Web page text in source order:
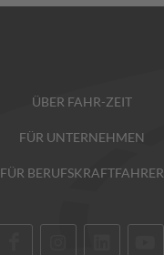
ÜBER FAHR-ZEIT
FÜR UNTERNEHMEN
FÜR BERUFSKRAFTFAHRER